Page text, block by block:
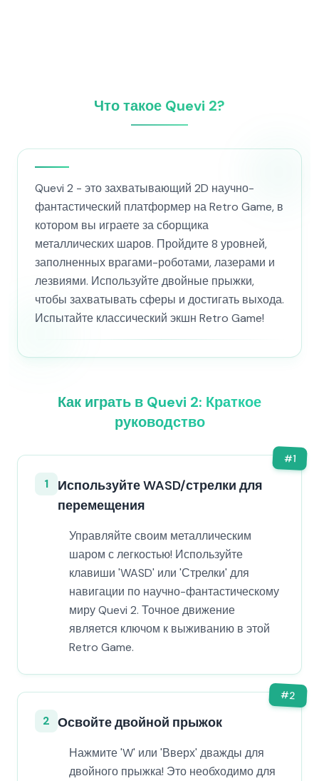
Что такое Quevi 2?
Quevi 2 - это захватывающий 2D научно-
фантастический платформер на Retro Game, в
котором вы играете за сборщика
металлических шаров. Пройдите 8 уровней,
заполненных врагами-роботами, лазерами и
лезвиями. Используйте двойные прыжки,
чтобы захватывать сферы и достигать выхода.
Испытайте классический экшн Retro Game!
Как играть в Quevi 2: Краткое
руководство
#1
1
Используйте WASD/стрелки для
перемещения
Управляйте своим металлическим
шаром с легкостью! Используйте
клавиши 'WASD' или 'Стрелки' для
навигации по научно-фантастическому
миру Quevi 2. Точное движение
является ключом к выживанию в этой
Retro Game.
#2
2 Освойте двойной прыжок
Нажмите 'W' или 'Вверх' дважды для
двойного прыжка! Это необходимо для